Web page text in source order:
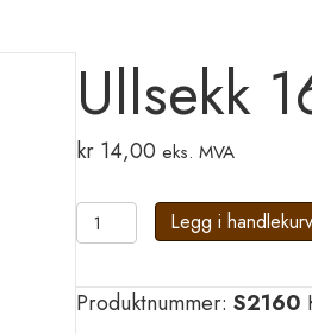
Ullsekk
kr 14,00 eks. MVA
Ullsekk
160liter
2-
Legg i handlekurv
Produktnummer: S2160